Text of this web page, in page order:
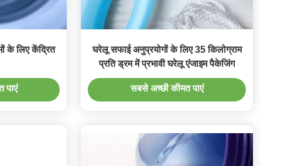
के लिए केंद्रित
पाएं
घरेलू सफाई अनुप्रयोगों के लिए 35 किलोग्राम
प्रति ड्रम में प्रभावी घरेलू एंजाइम पैकेजिंग
सबसे अच्छी कीमत पाएं